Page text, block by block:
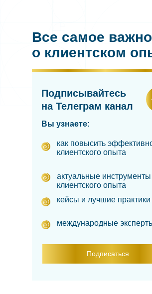
Все самое
о клиентском
Вы узнаете:
как повысить
клиентского опыта
актуальные инструменты
клиентского опыта
кейсы и лучшие практики
международные
Подписывайтесь
на Телеграм канал
Подписаться